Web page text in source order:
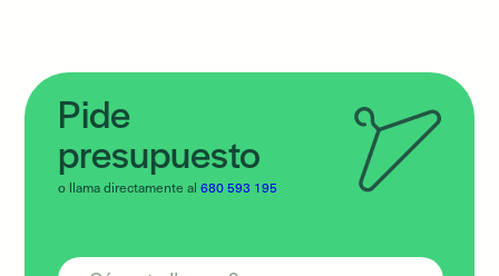
Pide
presupuesto
o llama directamente al680 593 195